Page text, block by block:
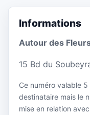
Informations
Autour des
15 Bd du
Ce numéro valable
destinataire mais le
mise en relation